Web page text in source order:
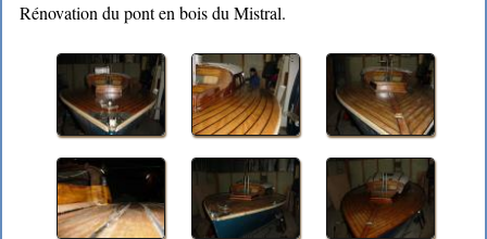
Rénovation du pont en bois du Mistral.